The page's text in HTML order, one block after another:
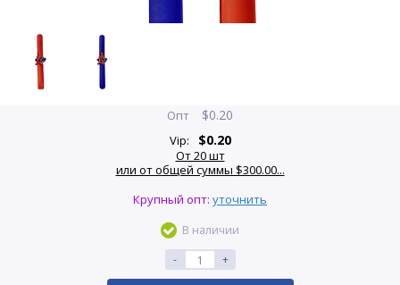
Опт $0.20
Vip: $0.20
От 20 шт
или от общей суммы $300.00...
Крупный опт: уточнить
В наличии
-
+